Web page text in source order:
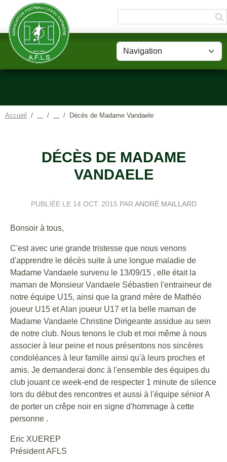
Accueil Décès de Madame Vandaele
DÉCÈS DE MADAME
VANDAELE
PUBLIÉE LE 14 OCT. 2015 PAR ANDRÉ MAILLARD
Bonsoir à tous,
C'est avec une grande tristesse que nous venons
d'apprendre le décès suite à une longue maladie de
Madame Vandaele survenu le 13/09/15 , elle était la
maman de Monsieur Vandaele Sébastien l'entraineur de
notre équipe U15, ainsi que la grand mère de Mathéo
joueur U15 et Alan joueur U17 et la belle maman de
Madame Vandaele Christine Dirigeante assidue au sein
de notre club. Nous tenons le club et moi même à nous
associer à leur peine et nous présentons nos sincères
condoléances à leur famille ainsi qu'à leurs proches et
amis. Je demanderai donc à l'ensemble des équipes du
club jouant ce week-end de respecter 1 minute de silence
lors du début des rencontres et aussi à l'équipe sénior A
de porter un crêpe noir en signe d'hommage à cette
personne .
Eric XUEREP
Président AFLS
Panneau de gestion des cookies